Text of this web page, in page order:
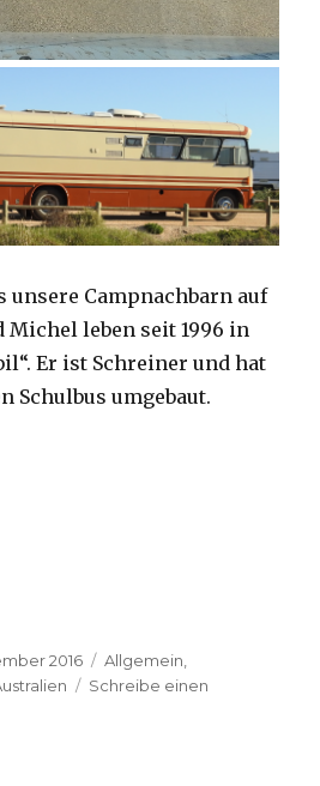
unsere Campnachbarn auf
Michel leben seit 1996 in
Er ist Schreiner und hat
Schulbus umgebaut.
2016 Kategorien
Allgemein
Schreibe einen